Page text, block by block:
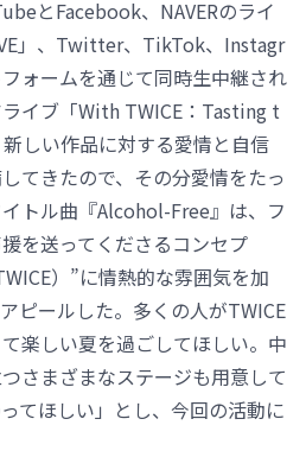
とFacebook、NAVERのライ
」、Twitter、TikTok、Instagr
ォームを通じて同時生中継され
イブ「With TWICE：Tasting t
しい作品に対する愛情と自信
てきたので、その分愛情をたっ
トル曲『Alcohol-Free』は、フ
を送ってくださるコンセプ
）”に情熱的な雰囲気を加
ピールした。多くの人がTWICE
楽しい夏を過ごしてほしい。中
さまざまなステージも用意して
てほしい」とし、今回の活動に